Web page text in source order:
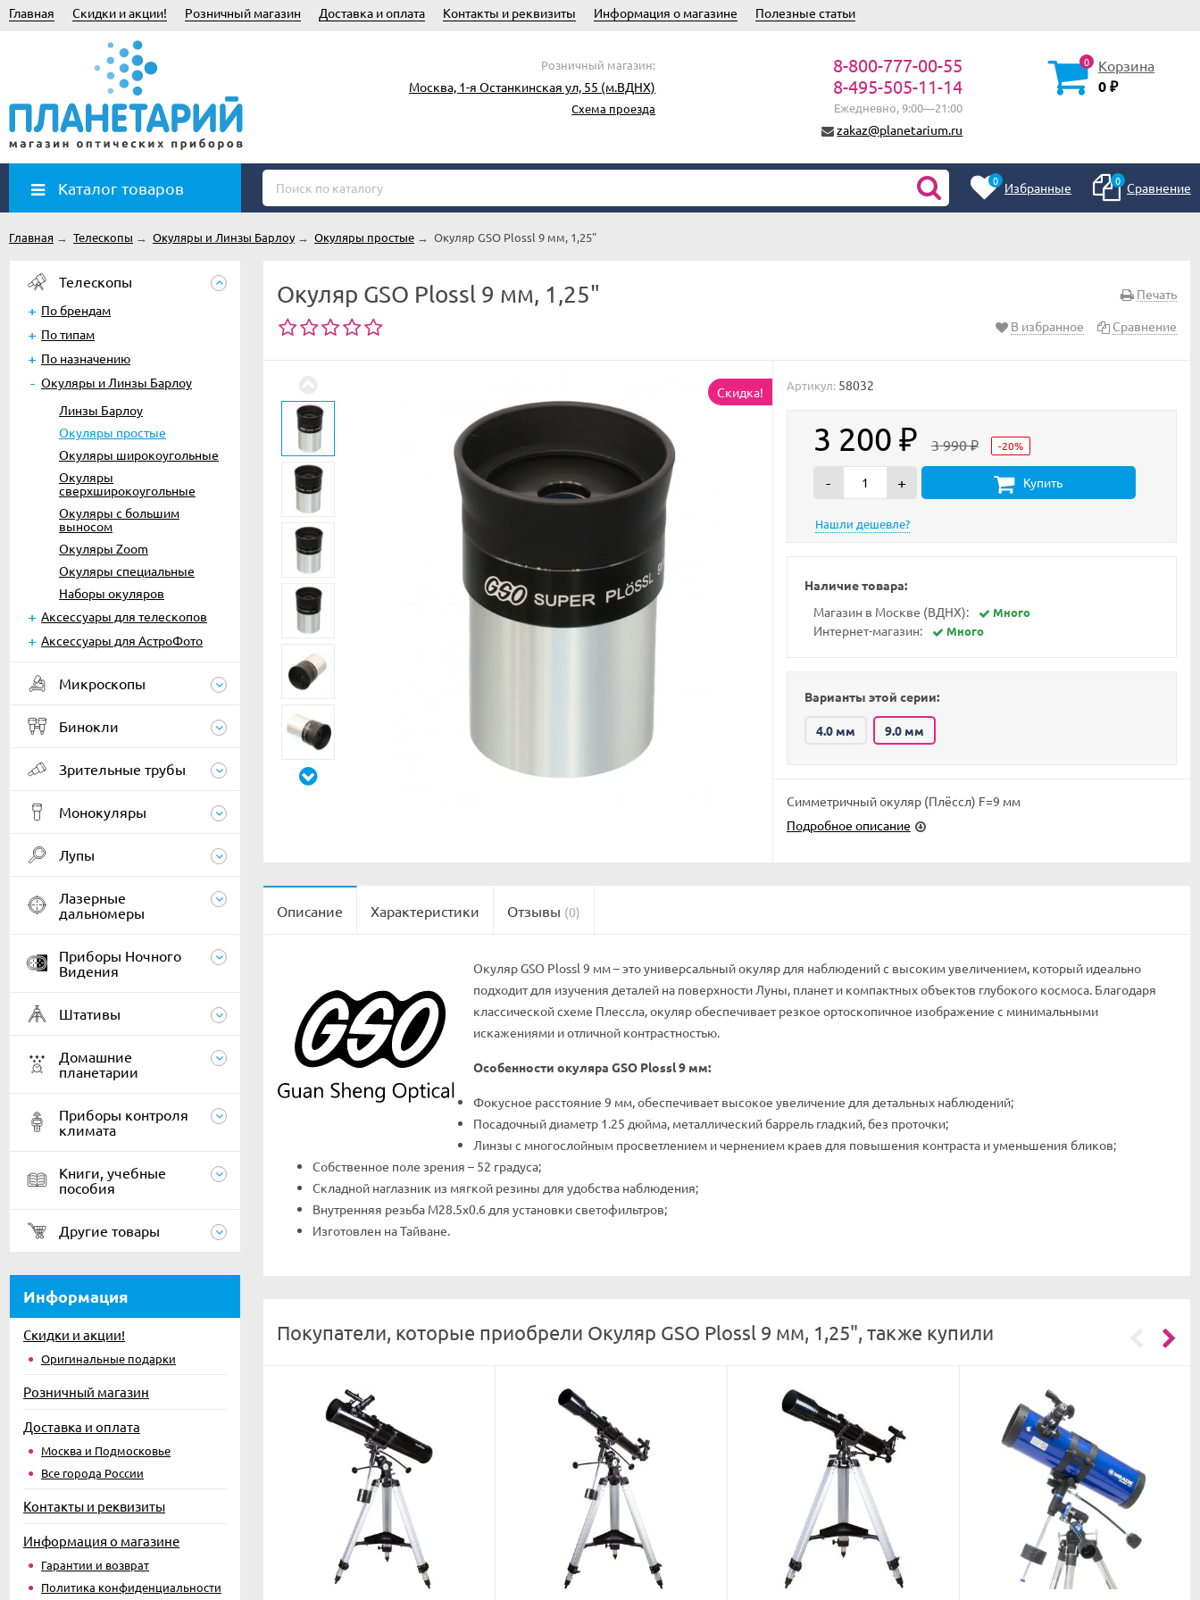
Главная Скидки и акции! Розничный магазин Доставка и оплата Контакты и реквизиты Информация о магазине Полезные статьи
Розничный магазин:
Москва, 1-я Останкинская ул, 55 (м.ВДНХ)
Схема проезда
8-800-777-00-55
8-495-505-11-14
Ежедневно, 9:00—21:00
zakaz@planetarium.ru
0 Корзина
0 ₽
Каталог товаров 0 Избранные 0 Сравнение
Главная → Телескопы → Окуляры и Линзы Барлоу→ Окуляры простые → Окуляр GSO Plossl 9 мм, 1,25"
Телескопы
По брендам
По типам
По назначению
Окуляры и Линзы Барлоу
Линзы Барлоу
Окуляры простые
Окуляры широкоугольные
Окуляры
сверхширокоугольные
Окуляры с большим
выносом
Окуляры Zoom
Окуляры специальные
Наборы окуляров
Аксессуары для телескопов
Аксессуары для АстроФото
Микроскопы
Бинокли
Зрительные трубы
Монокуляры
Лупы
Лазерные
дальномеры
Приборы Ночного
Видения
Штативы
Домашние
планетарии
Приборы контроля
климата
Книги, учебные
пособия
Другие товары
Информация
Скидки и акции!
Оригинальные подарки
Розничный магазин
Доставка и оплата
Москва и Подмосковье
Все города России
Контакты и реквизиты
Информация о магазине
Гарантии и возврат
Политика конфиденциальности
Печать
Окуляр GSO Plossl 9 мм, 1,25"
В избранное Сравнение
Скидка! Артикул: 58032
3 200 ₽ 3 990₽ -20%
- + Купить
Наличие товара:
Магазин в Москве (ВДНХ):
Много
Интернет-магазин: Много
Варианты этой серии:
4.0 мм 9.0 мм
Симметричный окуляр (Плёссл) F=9 мм
Подробное описание
Описание Характеристики Отзывы (0)
Окуляр GSO Plossl 9 мм – это универсальный окуляр для наблюдений с высоким увеличением, который идеально
подходит для изучения деталей на поверхности Луны, планет и компактных объектов глубокого космоса. Благодаря
классической схеме Плессла, окуляр обеспечивает резкое ортоскопичное изображение с минимальными
искажениями и отличной контрастностью.
Особенности окуляра GSO Plossl 9 мм:
Фокусное расстояние 9 мм, обеспечивает высокое увеличение для детальных наблюдений;
Посадочный диаметр 1.25 дюйма, металлический баррель гладкий, без проточки;
Линзы с многослойным просветлением и чернением краев для повышения контраста и уменьшения бликов;
Собственное поле зрения – 52 градуса;
Складной наглазник из мягкой резины для удобства наблюдения;
Внутренняя резьба M28.5x0.6 для установки светофильтров;
Изготовлен на Тайване.
Покупатели, которые приобрели Окуляр GSO Plossl 9 мм, 1,25", также купили